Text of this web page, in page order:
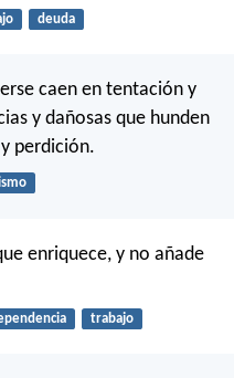
deuda
caen en tentación y
y dañosas que hunden
perdición.
enriquece, y no añade
trabajo